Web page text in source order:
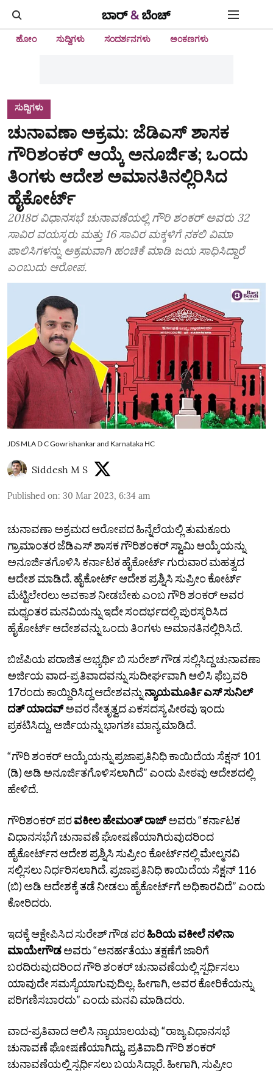
ಹೋಂ ಸುದ್ದಿಗಳು ಸಂದರ್ಶನಗಳು ಅಂಕಣಗಳು
ಸುದ್ದಿಗಳು
ಚುನಾವಣಾ ಅಕ್ರಮ: ಜೆಡಿಎಸ್‌ ಶಾಸಕ
ಗೌರಿಶಂಕರ್‌ ಆಯ್ಕೆ ಅನೂರ್ಜಿತ; ಒಂದು
ತಿಂಗಳು ಆದೇಶ ಅಮಾನತಿನಲ್ಲಿರಿಸಿದ
ಹೈಕೋರ್ಟ್‌
2018ರ ವಿಧಾನಸಭೆ ಚುನಾವಣೆಯಲ್ಲಿ ಗೌರಿ ಶಂಕರ್‌ ಅವರು 32
ಸಾವಿರ ವಯಸ್ಕರು ಮತ್ತು 16 ಸಾವಿರ ಮಕ್ಕಳಿಗೆ ನಕಲಿ ವಿಮಾ
ಪಾಲಿಸಿಗಳನ್ನು ಅಕ್ರಮವಾಗಿ ಹಂಚಿಕೆ ಮಾಡಿ ಜಯ ಸಾಧಿಸಿದ್ದಾರೆ
ಎಂಬುದು ಆರೋಪ.
JDS MLA D C Gowrishankar and Karnataka HC
Siddesh M S
Published on: 30 Mar 2023, 6:34 am
ಚುನಾವಣಾ ಅಕ್ರಮದ ಆರೋಪದ ಹಿನ್ನೆಲೆಯಲ್ಲಿ ತುಮಕೂರು
ಗ್ರಾಮಾಂತರ ಜೆಡಿಎಸ್‌ ಶಾಸಕ ಗೌರಿಶಂಕರ್‌ ಸ್ವಾಮಿ ಆಯ್ಕೆಯನ್ನು
ಅನೂರ್ಜಿತಗೊಳಿಸಿ ಕರ್ನಾಟಕ ಹೈಕೋರ್ಟ್‌ ಗುರುವಾರ ಮಹತ್ವದ
ಆದೇಶ ಮಾಡಿದೆ. ಹೈಕೋರ್ಟ್‌ ಆದೇಶ ಪ್ರಶ್ನಿಸಿ ಸುಪ್ರೀಂ ಕೋರ್ಟ್‌
ಮೆಟ್ಟಿಲೇರಲು ಅವಕಾಶ ನೀಡಬೇಕು ಎಂಬ ಗೌರಿ ಶಂಕರ್‌ ಅವರ
ಮಧ್ಯಂತರ ಮನವಿಯನ್ನು ಇದೇ ಸಂದರ್ಭದಲ್ಲಿ ಪುರಸ್ಕರಿಸಿದ
ಹೈಕೋರ್ಟ್‌ ಆದೇಶವನ್ನು ಒಂದು ತಿಂಗಳು ಅಮಾನತಿನಲ್ಲಿರಿಸಿದೆ.
ಬಿಜೆಪಿಯ ಪರಾಜಿತ ಅಭ್ಯರ್ಥಿ ಬಿ ಸುರೇಶ್‌ ಗೌಡ ಸಲ್ಲಿಸಿದ್ದ ಚುನಾವಣಾ
ಅರ್ಜಿಯ ವಾದ-ಪ್ರತಿವಾದವನ್ನು ಸುದೀರ್ಘವಾಗಿ ಆಲಿಸಿ ಫೆಬ್ರವರಿ
17ರಂದು ಕಾಯ್ದಿರಿಸಿದ್ದ ಆದೇಶವನ್ನುನ್ಯಾಯಮೂರ್ತಿ ಎಸ್‌ ಸುನಿಲ್‌
ದತ್‌ ಯಾದವ್‌ಅವರ ನೇತೃತ್ವದ ಏಕಸದಸ್ಯ ಪೀಠವು ಇಂದು
ಪ್ರಕಟಿಸಿದ್ದು, ಅರ್ಜಿಯನ್ನು ಭಾಗಶಃ ಮಾನ್ಯ ಮಾಡಿದೆ.
“ಗೌರಿ ಶಂಕರ್‌ ಆಯ್ಕೆಯನ್ನು ಪ್ರಜಾಪ್ರತಿನಿಧಿ ಕಾಯಿದೆಯ ಸೆಕ್ಷನ್‌ 101
(ಡಿ) ಅಡಿ ಅನೂರ್ಜಿತಗೊಳಿಸಲಾಗಿದೆ” ಎಂದು ಪೀಠವು ಆದೇಶದಲ್ಲಿ
ಹೇಳಿದೆ.
ಗೌರಿಶಂಕರ್‌ ಪರವಕೀಲ ಹೇಮಂತ್‌ ರಾಜ್‌ಅವರು “ಕರ್ನಾಟಕ
ವಿಧಾನಸಭೆಗೆ ಚುನಾವಣೆ ಘೋಷಣೆಯಾಗಿರುವುದರಿಂದ
ಹೈಕೋರ್ಟ್‌ನ ಆದೇಶ ಪ್ರಶ್ನಿಸಿ ಸುಪ್ರೀಂ ಕೋರ್ಟ್‌ನಲ್ಲಿ ಮೇಲ್ಮನವಿ
ಸಲ್ಲಿಸಲು ನಿರ್ಧರಿಸಲಾಗಿದೆ. ಪ್ರಜಾಪ್ರತಿನಿಧಿ ಕಾಯಿದೆಯ ಸೆಕ್ಷನ್ 116
(ಬಿ) ‌ಅಡಿ ಆದೇಶಕ್ಕೆ ತಡೆ ನೀಡಲು ಹೈಕೋರ್ಟ್‌ಗೆ ಅಧಿಕಾರವಿದೆ” ಎಂದು
ಕೋರಿದರು.
ಇದಕ್ಕೆ ಆಕ್ಷೇಪಿಸಿದ ಸುರೇಶ್‌ ಗೌಡ ಪರಹಿರಿಯ ವಕೀಲೆ ನಳಿನಾ
ಮಾಯೇಗೌಡಅವರು “ಅನರ್ಹತೆಯು ತಕ್ಷಣೆಗೆ ಜಾರಿಗೆ
ಬರದಿರುವುದರಿಂದ ಗೌರಿ ಶಂಕರ್‌ ಚುನಾವಣೆಯಲ್ಲಿ ಸ್ಪರ್ಧಿಸಲು
ಯಾವುದೇ ಸಮಸ್ಯೆಯಾಗುವುದಿಲ್ಲ. ಹೀಗಾಗಿ, ಅವರ ಕೋರಿಕೆಯನ್ನು
ಪರಿಗಣಿಸಬಾರದು” ಎಂದು ಮನವಿ ಮಾಡಿದರು.
ವಾದ-ಪ್ರತಿವಾದ ಆಲಿಸಿ ನ್ಯಾಯಾಲಯವು “ರಾಜ್ಯ ವಿಧಾನಸಭೆ
ಚುನಾವಣೆ ಘೋಷಣೆಯಾಗಿದ್ದು, ಪ್ರತಿವಾದಿ ಗೌರಿ ಶಂಕರ್‌
ಚುನಾವಣೆಯಲ್ಲಿ ಸ್ಪರ್ಧಿಸಲು ಬಯಸಿದ್ದಾರೆ. ಹೀಗಾಗಿ, ಸುಪ್ರೀಂ